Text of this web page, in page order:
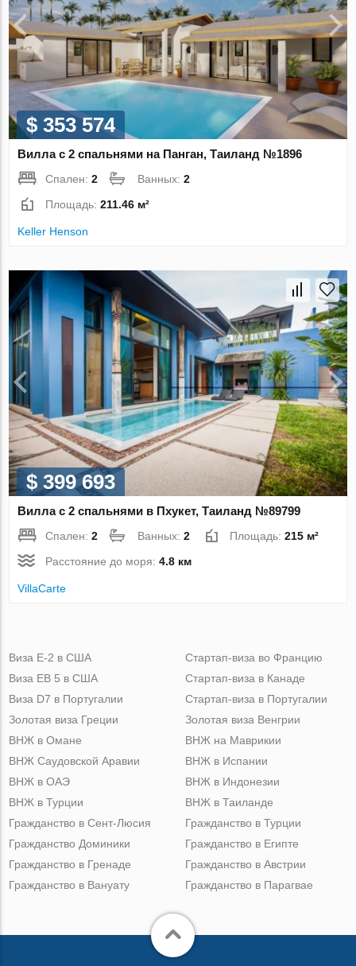
$ 353 574
Вилла с 2 спальнями на Панган, Таиланд №1896
Спален:2 Ванных:2
Площадь:211.46 м²
Keller Henson
$ 399 693
Вилла с 2 спальнями в Пхукет, Таиланд №89799
Спален:2 Ванных:2 Площадь:215 м²
Расстояние до моря:4.8 км
VillaСarte
Виза Е-2 в США
Виза ЕВ 5 в США
Виза D7 в Португалии
Золотая виза Греции
Стартап-виза во Францию
Стартап-виза в Канаде
Стартап-виза в Португалии
Золотая виза Венгрии
ВНЖ в Омане
ВНЖ Саудовской Аравии
ВНЖ в ОАЭ
ВНЖ в Турции
ВНЖ на Маврикии
ВНЖ в Испании
ВНЖ в Индонезии
ВНЖ в Таиланде
Гражданство в Сент-Люсия
Гражданство Доминики
Гражданство в Гренаде
Гражданство в Вануату
Гражданство в Турции
Гражданство в Египте
Гражданство в Австрии
Гражданство в Парагвае